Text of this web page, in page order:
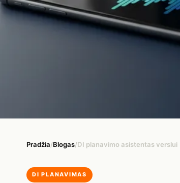
Pradžia/Blogas/DI planavimo asistentas verslui
DI PLANAVIMAS